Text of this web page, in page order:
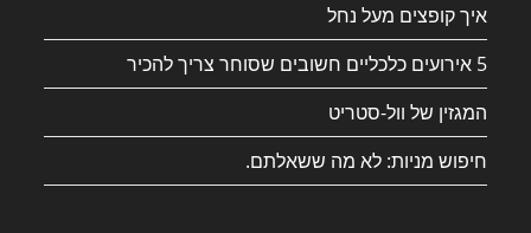
איך קופצים מעל נחל
5 אירועים כלכליים חשובים שסוחר צריך להכיר
המגזין של וול-סטריט
חיפוש מניות: לא מה ששאלתם.